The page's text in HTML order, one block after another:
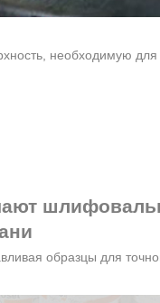
необходимую для
образцы для